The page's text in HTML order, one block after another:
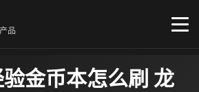
品
金币本怎么刷 龙